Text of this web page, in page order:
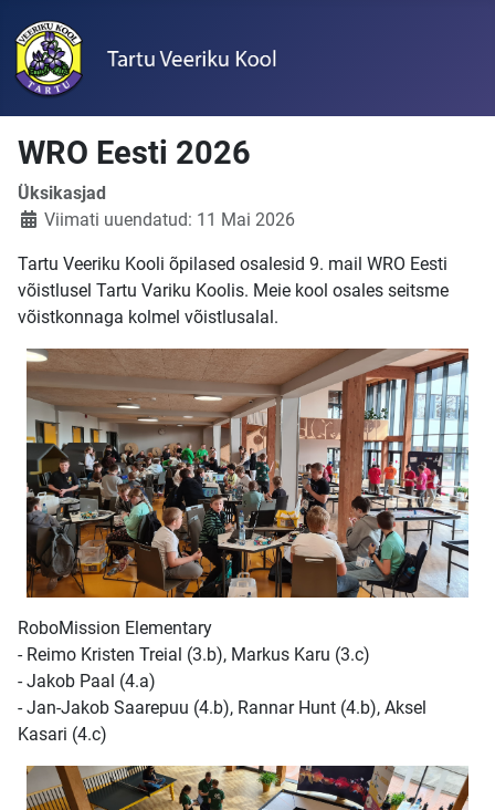
WRO Eesti 2026
Üksikasjad
Viimati uuendatud: 11 Mai 2026
Tartu Veeriku Kooli õpilased osalesid 9. mail WRO Eesti
võistlusel Tartu Variku Koolis. Meie kool osales seitsme
võistkonnaga kolmel võistlusalal.
RoboMission Elementary
- Reimo Kristen Treial (3.b), Markus Karu (3.c)
- Jakob Paal (4.a)
- Jan-Jakob Saarepuu (4.b), Rannar Hunt (4.b), Aksel
Kasari (4.c)